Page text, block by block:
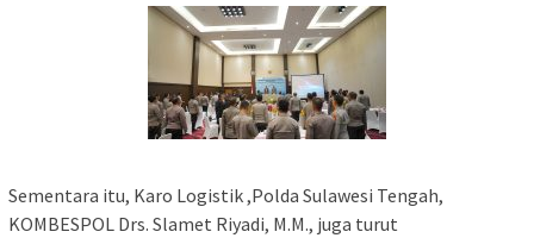
Sementara itu, Karo Logistik ,Polda Sulawesi Tengah,
KOMBESPOL Drs. Slamet Riyadi, M.M., juga turut